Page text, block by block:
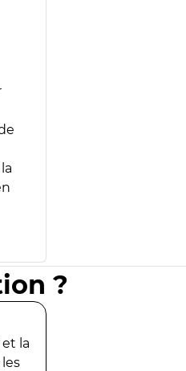
?
la